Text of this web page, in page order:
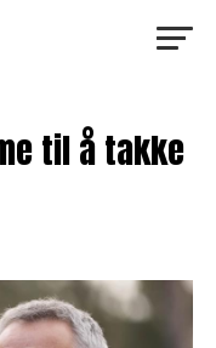
til å takke